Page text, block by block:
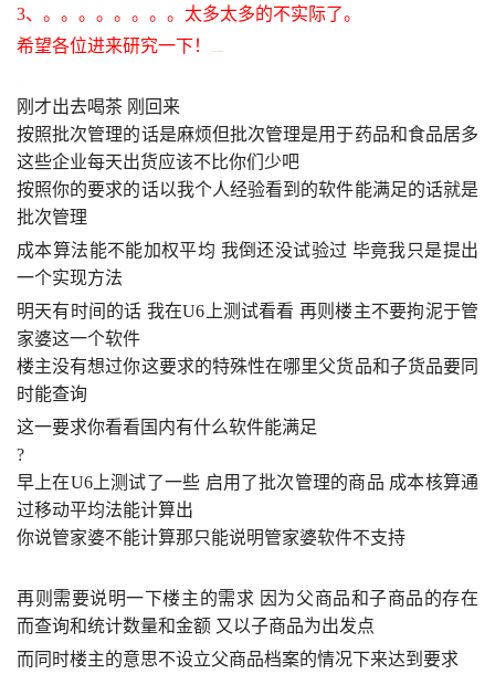
3、。。。。。。。。太多太多的不实际了。
希望各位进来研究一下！
刚才出去喝茶 刚回来
按照批次管理的话是麻烦但批次管理是用于药品和食品居多
这些企业每天出货应该不比你们少吧
按照你的要求的话以我个人经验看到的软件能满足的话就是
批次管理
成本算法能不能加权平均 我倒还没试验过 毕竟我只是提出
一个实现方法
明天有时间的话 我在U6 上测试看看 再则楼主不要拘泥于管
家婆这一个软件
楼主没有想过你这要求的特殊性在哪里父货品和子货品要同
时能查询
这一要求你看看国内有什么软件能满足
?
早上在U6上测试了一些 启用了批次管理的商品 成本核算通
过移动平均法能计算出
你说管家婆不能计算那只能说明管家婆软件不支持
再则需要说明一下楼主的需求 因为父商品和子商品的存在
而查询和统计数量和金额 又以子商品为出发点
而同时楼主的意思不设立父商品档案的情况下来达到要求